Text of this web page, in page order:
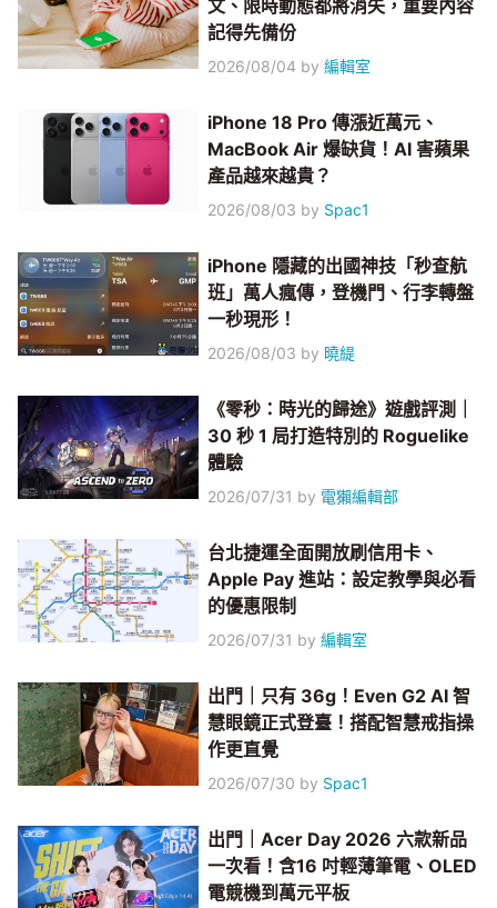
文、限時動態都將消失，重要內容
記得先備份
2026/08/04 by編輯室
iPhone 18 Pro 傳漲近萬元、
MacBook Air 爆缺貨！AI 害蘋果
產品越來越貴？
2026/08/03 by Spac1
iPhone 隱藏的出國神技「秒查航
班」萬人瘋傳，登機門、行李轉盤
一秒現形！
2026/08/03 by 曉緹
《零秒：時光的歸途》遊戲評測｜
30 秒 1 局打造特別的 Roguelike
體驗
2026/07/31 by 電獺編輯部
台北捷運全面開放刷信用卡、
Apple Pay 進站：設定教學與必看
的優惠限制
2026/07/31 by編輯室
出門｜只有 36g！Even G2 AI 智
慧眼鏡正式登臺！搭配智慧戒指操
作更直覺
2026/07/30 by Spac1
出門｜Acer Day 2026 六款新品
一次看！含16 吋輕薄筆電、OLED
電競機到萬元平板